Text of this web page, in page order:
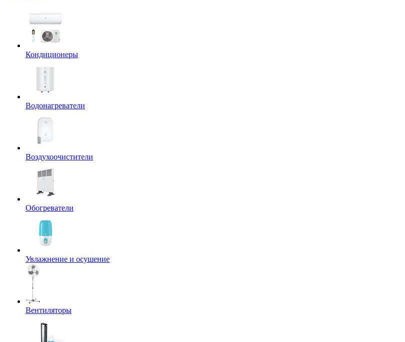
Кондиционеры
Водонагреватели
Воздухоочистители
Обогреватели
Увлажнение и осушение
Вентиляторы